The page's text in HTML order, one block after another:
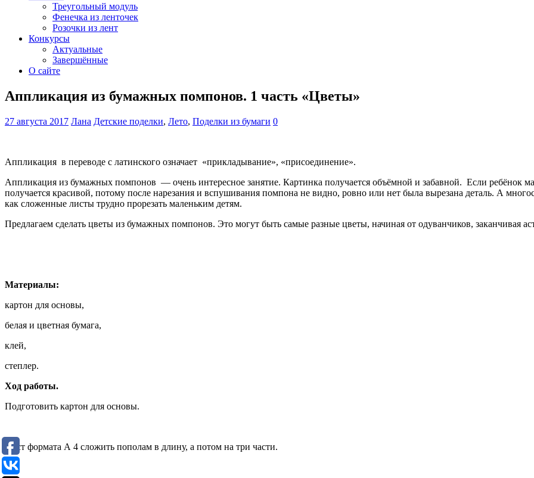
Треугольный модуль
Фенечка из ленточек
Розочки из лент
Конкурсы
Актуальные
Завершённые
О сайте
Аппликация из бумажных помпонов. 1 часть «Цветы»
27 августа 2017 Лана Детские поделки, Лето, Поделки из бумаги 0
Аппликация в переводе с латинского означает «прикладывание», «присоединение».
Аппликация из бумажных помпонов — очень интересное занятие. Картинка получается объёмной и забавной. Если ребёнок
получается красивой, потому после нарезания и вспушивания помпона не видно, ровно или нет была вырезана деталь. А
как сложенные листы трудно прорезать маленьким детям.
Предлагаем сделать цветы из бумажных помпонов. Это могут быть самые разные цветы, начиная от одуванчиков, заканчивая
Материалы:
картон для основы,
белая и цветная бумага,
клей,
степлер.
Ход работы.
Подготовить картон для основы.
Лист формата А 4 сложить пополам в длину, а потом на три части.